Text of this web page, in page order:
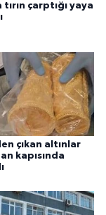
çarptığı yaya
çıkan altınlar
kapısında